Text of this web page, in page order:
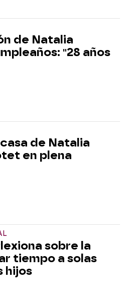
de Natalia
"28 años
de Natalia
en plena
sobre la
tiempo a solas
hijos